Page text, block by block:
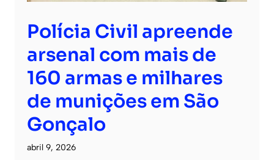
Polícia Civil apreende
arsenal com mais de
160 armas e milhares
de munições em São
Gonçalo
abril 9, 2026